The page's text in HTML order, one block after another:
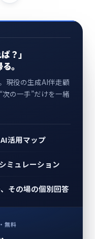
？」
。
現役の生成AI伴走顧
の一手”だけを一緒
活用マップ
ミュレーション
その場の個別回答
無料